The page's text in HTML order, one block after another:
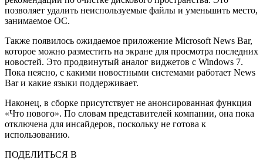
позволяет удалить неиспользуемые файлы и уменьшить место,
занимаемое ОС.
Также появилось ожидаемое приложение Microsoft News Bar,
которое можно разместить на экране для просмотра последних
новостей. Это продвинутый аналог виджетов с Windows 7.
Пока неясно, с какими новостными системами работает News
Bar и какие языки поддерживает.
Наконец, в сборке присутствует не анонсированная функция
«Что нового». По словам представителей компании, она пока
отключена для инсайдеров, поскольку не готова к
использованию.
ПОДЕЛИТЬСЯ В